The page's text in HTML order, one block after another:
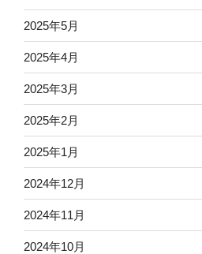
2025年5月
2025年4月
2025年3月
2025年2月
2025年1月
2024年12月
2024年11月
2024年10月